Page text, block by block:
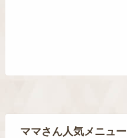
ママさん人気メニュー